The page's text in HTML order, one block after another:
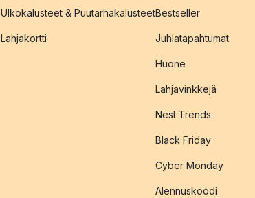
Ulkokalusteet & Puutarhakalusteet
Lahjakortti
Bestseller
Juhlatapahtumat
Huone
Lahjavinkkejä
Nest Trends
Black Friday
Cyber Monday
Alennuskoodi